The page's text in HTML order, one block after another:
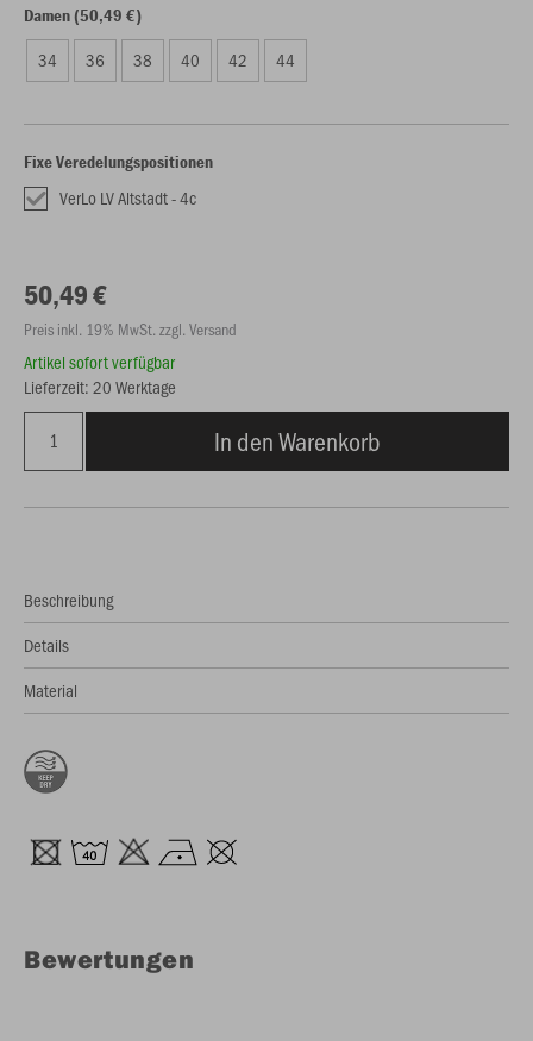
Damen (50,49 €)
34 36 38 40 42 44
Fixe Veredelungspositionen
VerLo LV Altstadt - 4c
50,49 €
Preis inkl. 19% MwSt. zzgl. Versand
Artikel sofort verfügbar
Lieferzeit: 20 Werktage
In den Warenkorb
Beschreibung
Details
Material
Bewertungen